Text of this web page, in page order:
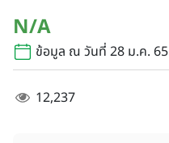
N/A
ข้อมูล ณ วันที่ 28 ม.ค. 65
12,237